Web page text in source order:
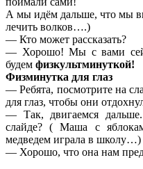
А мы идём дальше, что мы
лечить волков….)
— Кто может рассказать?
— Хорошо! Мы с вами
будем физкультминуткой!
Физминутка для глаз
— Ребята, посмотрите на
для глаз, чтобы они
— Так, двигаемся
слайде? ( Маша с
медведем играла в школу…)
— Хорошо, что она нам